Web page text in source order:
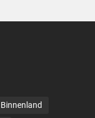
Binnenland